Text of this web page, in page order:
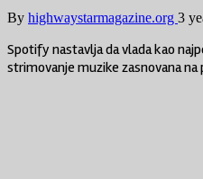
By highwaystarmagazine.org 3
Spotify nastavlja da vlada kao
strimovanje muzike zasnovana